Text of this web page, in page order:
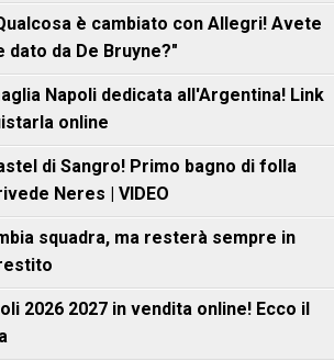
è cambiato con Allegri! Avete
da De Bruyne?"
Napoli dedicata all'Argentina! Link
online
di Sangro! Primo bagno di folla
Neres | VIDEO
squadra, ma resterà sempre in
2026 2027 in vendita online! Ecco il